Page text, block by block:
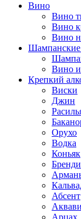
Вино
Вино
Вино
Вино
Вино
Крепкий
Виски
Джин
Орухо
Водка
Коньяк
Бренди
Абсент